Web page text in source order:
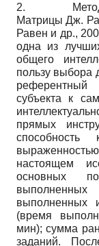
2. Методика
Матрицы Дж.
Равен и др.,
одна из
общего
пользу выбора
субъекта к
прямых
настоящем
основных
выполненных
(время
мин); сумма
заданий.